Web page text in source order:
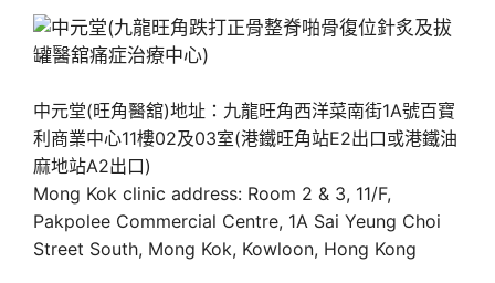
中元堂(旺角醫舘)地址：九龍旺角西洋菜南街1A號百寶
利商業中心11樓02及03室(港鐵旺角站E2出口或港鐵油
麻地站A2出口)
Mong Kok clinic address: Room 2 & 3, 11/F,
Pakpolee Commercial Centre, 1A Sai Yeung Choi
Street South, Mong Kok, Kowloon, Hong Kong